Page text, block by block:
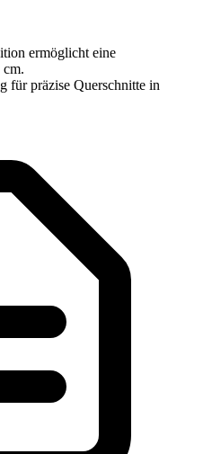
ermöglicht eine
für präzise Querschnitte in